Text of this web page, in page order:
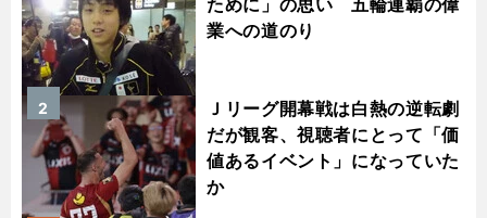
ために」の思い 五輪連覇の偉
業への道のり
Ｊリーグ開幕戦は白熱の逆転劇
だが観客、視聴者にとって「価
値あるイベント」になっていた
か
2